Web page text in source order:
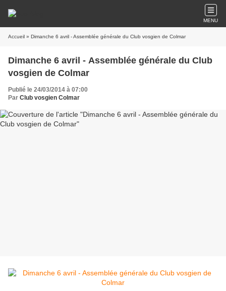
MENU
Accueil » Dimanche 6 avril - Assemblée générale du Club vosgien de Colmar
Dimanche 6 avril - Assemblée générale du Club
vosgien de Colmar
Publié le 24/03/2014 à 07:00
Par Club vosgien Colmar